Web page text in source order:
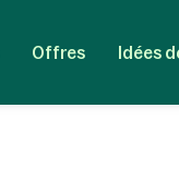
Offres Idées